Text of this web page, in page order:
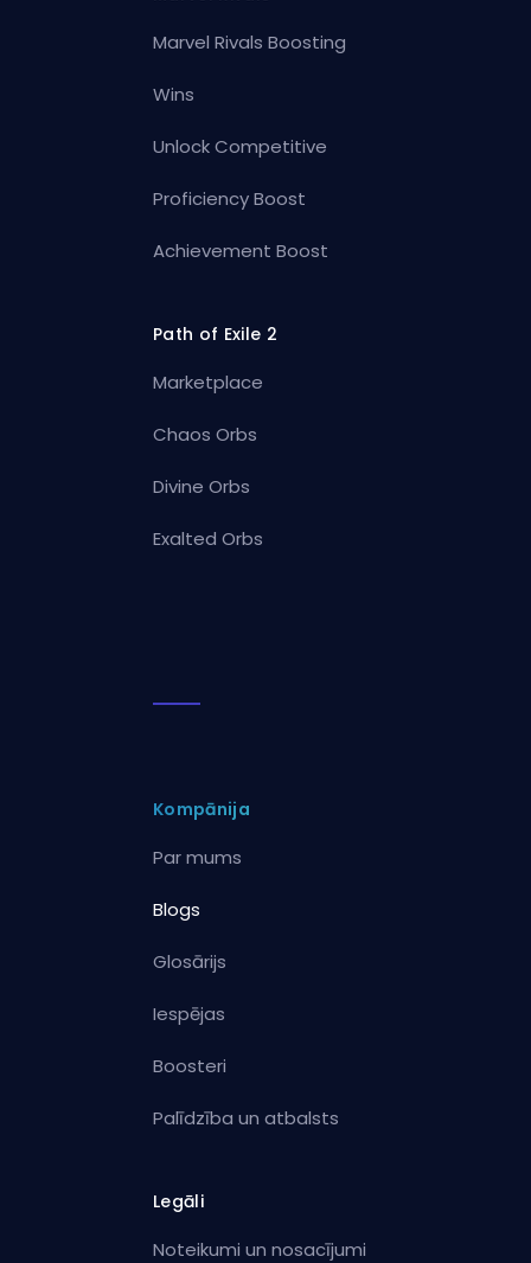
Marvel Rivals Boosting
Wins
Unlock Competitive
Proficiency Boost
Achievement Boost
Path of Exile 2
Marketplace
Chaos Orbs
Divine Orbs
Exalted Orbs
Kompānija
Par mums
Blogs
Glosārijs
Iespējas
Boosteri
Palīdzība un atbalsts
Legāli
Noteikumi un nosacījumi